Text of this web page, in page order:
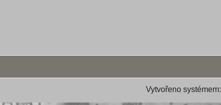
Vytvořeno systémem: